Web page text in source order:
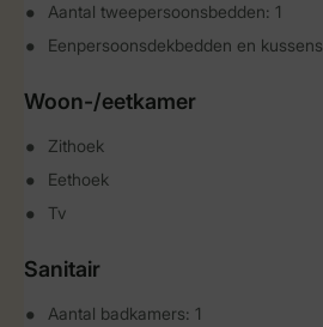
Aantal tweepersoonsbedden: 1
Eenpersoonsdekbedden en kussens
Woon-/eetkamer
Zithoek
Eethoek
Tv
Sanitair
Aantal badkamers: 1